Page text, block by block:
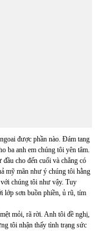
được phần nào. Đám tang
ba anh em chúng tôi yên tâm.
cho đến cuối và chẳng có
mỹ mãn như ý chúng tôi hằng
chúng tôi như vậy. Tuy
lớp sơn buồn phiền, ủ rũ, tím
mỏi, rã rời. Anh tôi đề nghị,
tôi nhận thấy tình trạng sức